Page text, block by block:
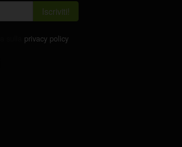
Iscriviti!
privacy policy